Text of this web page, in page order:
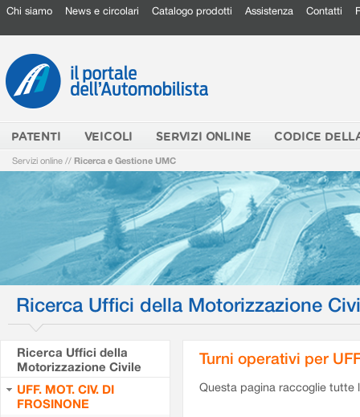
Chi siamo News e circolari Catalogo prodotti Assistenza Contatti
PATENTI VEICOLI SERVIZI ONLINE CODICE
Servizi online // Ricerca e Gestione UMC
Ricerca Uffici della Motorizzazione
Ricerca Uffici della
Motorizzazione Civile
UFF. MOT. CIV. DI
FROSINONE
Turni operativi per
Questa pagina raccoglie tutte